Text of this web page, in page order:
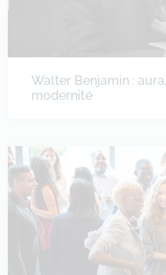
Walter Benjamin :
modernité